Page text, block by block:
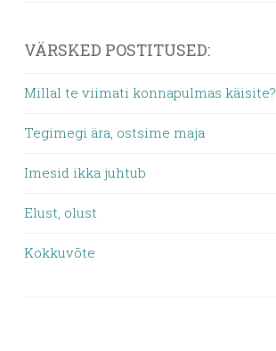
VÄRSKED POSTITUSED:
Millal te viimati konnapulmas käisite?
Tegimegi ära, ostsime maja
Imesid ikka juhtub
Elust, olust
Kokkuvõte